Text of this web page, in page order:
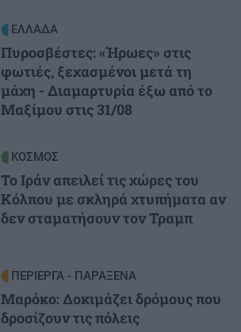
ΕΛΛΑΔΑ
Πυροσβέστες: «Ήρωες» στις
φωτιές, ξεχασμένοι μετά τη
μάχη - Διαμαρτυρία έξω από το
Μαξίμου στις 31/08
ΚΟΣΜΟΣ
Το Ιράν απειλεί τις χώρες του
Κόλπου με σκληρά χτυπήματα αν
δεν σταματήσουν τον Τραμπ
ΠΕΡΙΕΡΓΑ - ΠΑΡΑΞΕΝΑ
Μαρόκο: Δοκιμάζει δρόμους που
δροσίζουν τις πόλεις